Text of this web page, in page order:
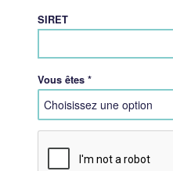
SIRET
Vous êtes *